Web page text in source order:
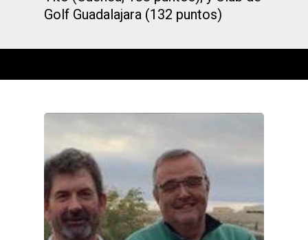
Golf Guadalajara (132 puntos)